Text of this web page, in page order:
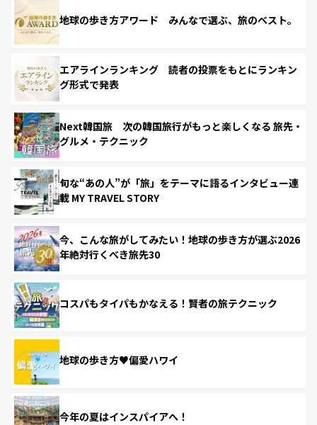
地球の歩き方アワード みんなで選ぶ、旅のベスト。
エアラインランキング 読者の投票をもとにランキン
グ形式で発表
Next韓国旅 次の韓国旅行がもっと楽しくなる 旅先・
グルメ・テクニック
旬な“あの人”が「旅」をテーマに語るインタビュー連
載 MY TRAVEL STORY
今、こんな旅がしてみたい！地球の歩き方が選ぶ2026
年絶対行くべき旅先30
コスパもタイパもかなえる！賢者の旅テクニック
地球の歩き方♥偏愛ハワイ
今年の夏はインスパイアへ！